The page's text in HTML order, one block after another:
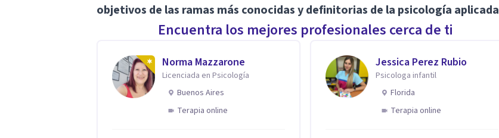
objetivos de las ramas más conocidas y definitorias de la psicología aplicada
Encuentra los mejores profesionales cerca de ti
Norma Mazzarone
Licenciada en Psicología
Buenos Aires
Terapia online
Jessica Perez Rubio
Psicologa infantil
Florida
Terapia online